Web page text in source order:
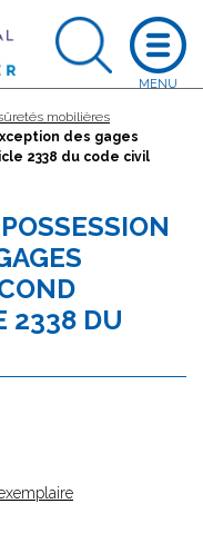
mobilières
des gages
2338 du code civil
2338 DU